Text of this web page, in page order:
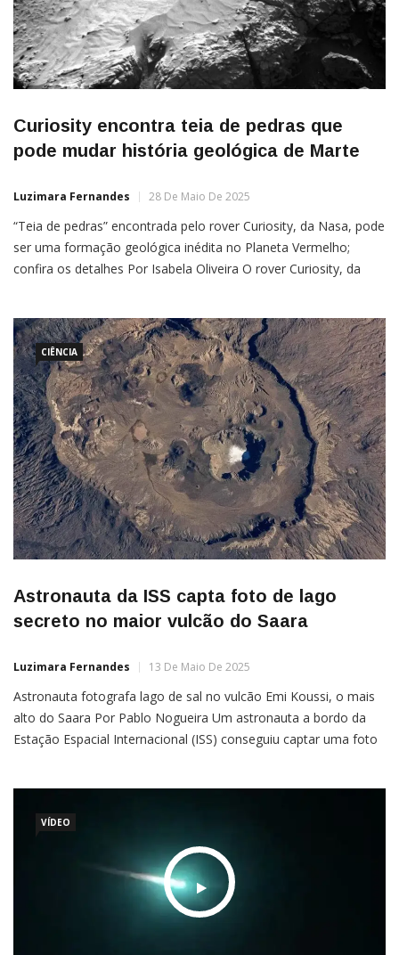
Curiosity encontra teia de pedras que
pode mudar história geológica de Marte
Luzimara Fernandes 28 De Maio De 2025
“Teia de pedras” encontrada pelo rover Curiosity, da Nasa, pode
ser uma formação geológica inédita no Planeta Vermelho;
confira os detalhes Por Isabela Oliveira O rover Curiosity, da
formada por cristas. Esse tipo de […]
CIÊNCIA
Astronauta da ISS capta foto de lago
secreto no maior vulcão do Saara
Luzimara Fernandes 13 De Maio De 2025
Astronauta fotografa lago de sal no vulcão Emi Koussi, o mais
alto do Saara Por Pablo Nogueira Um astronauta a bordo da
Estação Espacial Internacional (ISS) conseguiu captar uma foto
VÍDEO